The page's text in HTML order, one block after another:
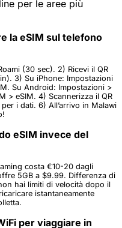
per le aree più
la eSIM sul telefono
(30 sec). 2) Ricevi il QR
3) Su iPhone: Impostazioni
Su Android: Impostazioni >
> eSIM. 4) Scannerizza il QR
i dati. 6) All’arrivo in Malawi
eSIM invece del
costa €10-20 dagli
5GB a $9.99. Differenza di
hai limiti di velocità dopo il
istantaneamente
per viaggiare in